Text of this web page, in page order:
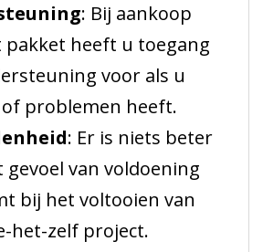
: Bij aankoop
pakket heeft u toegang
voor als u
problemen heeft.
: Er is niets beter
gevoel van voldoening
bij het voltooien van
het-zelf project.